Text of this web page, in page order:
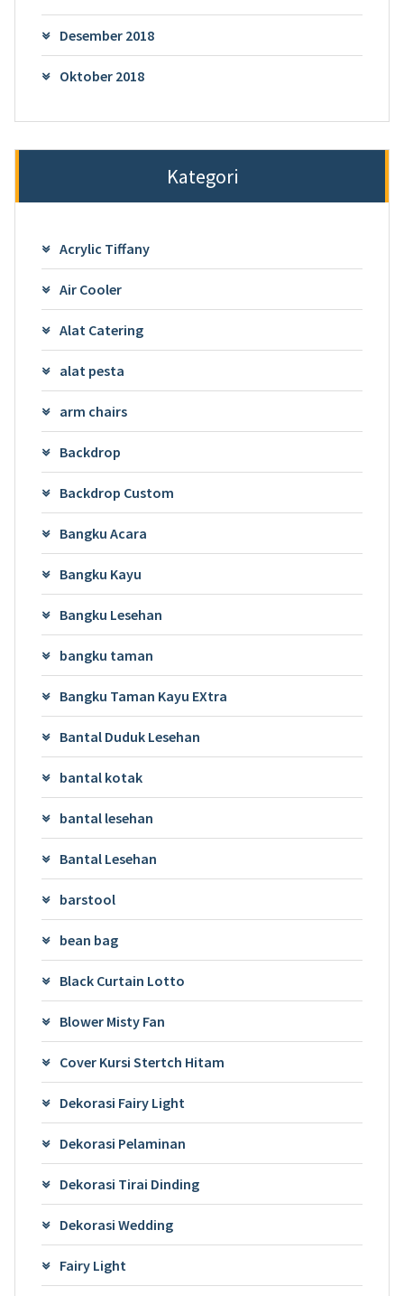
Desember 2018
Oktober 2018
Kategori
Acrylic Tiffany
Air Cooler
Alat Catering
alat pesta
arm chairs
Backdrop
Backdrop Custom
Bangku Acara
Bangku Kayu
Bangku Lesehan
bangku taman
Bangku Taman Kayu EXtra
Bantal Duduk Lesehan
bantal kotak
bantal lesehan
Bantal Lesehan
barstool
bean bag
Black Curtain Lotto
Blower Misty Fan
Cover Kursi Stertch Hitam
Dekorasi Fairy Light
Dekorasi Pelaminan
Dekorasi Tirai Dinding
Dekorasi Wedding
Fairy Light